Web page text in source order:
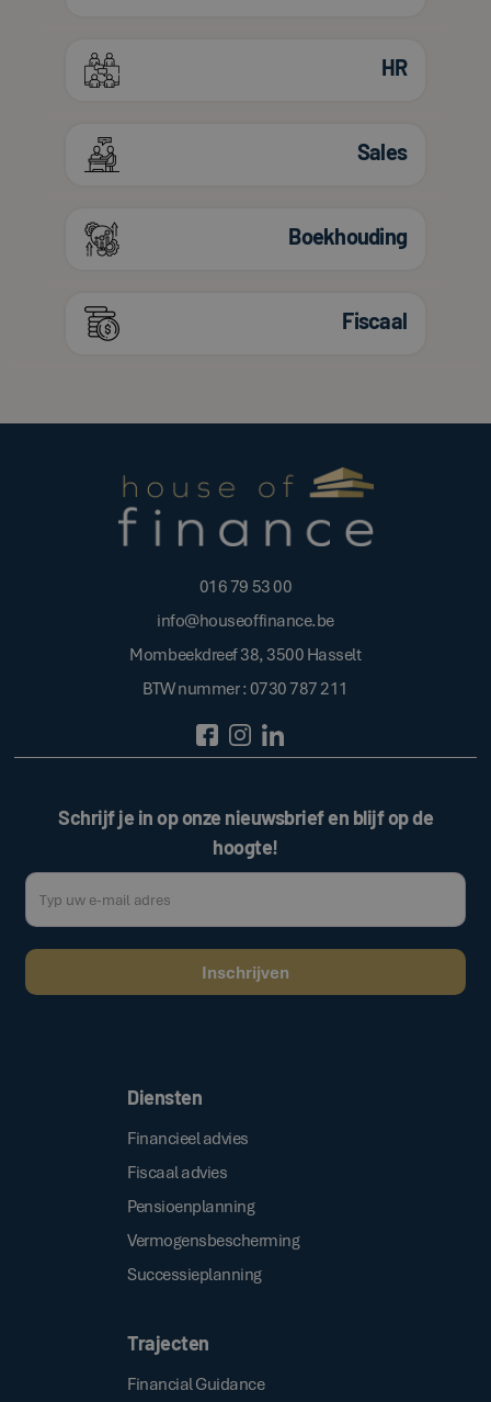
HR
Sales
Boekhouding
Fiscaal
016 79 53 00
info@houseoffinance.be
Mombeekdreef 38, 3500 Hasselt
BTW nummer : 0730 787 211
Schrijf je in op onze nieuwsbrief en blijf op de
hoogte!
Diensten
Financieel advies
Fiscaal advies
Pensioenplanning
Vermogensbescherming
Successieplanning
Trajecten
Financial Guidance